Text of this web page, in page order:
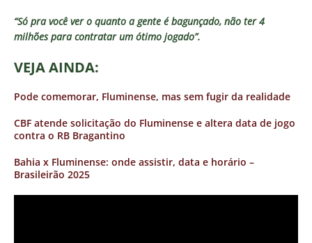
“Só pra você ver o quanto a gente é bagunçado, não ter 4
milhões para contratar um ótimo jogado”.
VEJA AINDA:
Pode comemorar, Fluminense, mas sem fugir da realidade
CBF atende solicitação do Fluminense e altera data de jogo
contra o RB Bragantino
Bahia x Fluminense: onde assistir, data e horário –
Brasileirão 2025